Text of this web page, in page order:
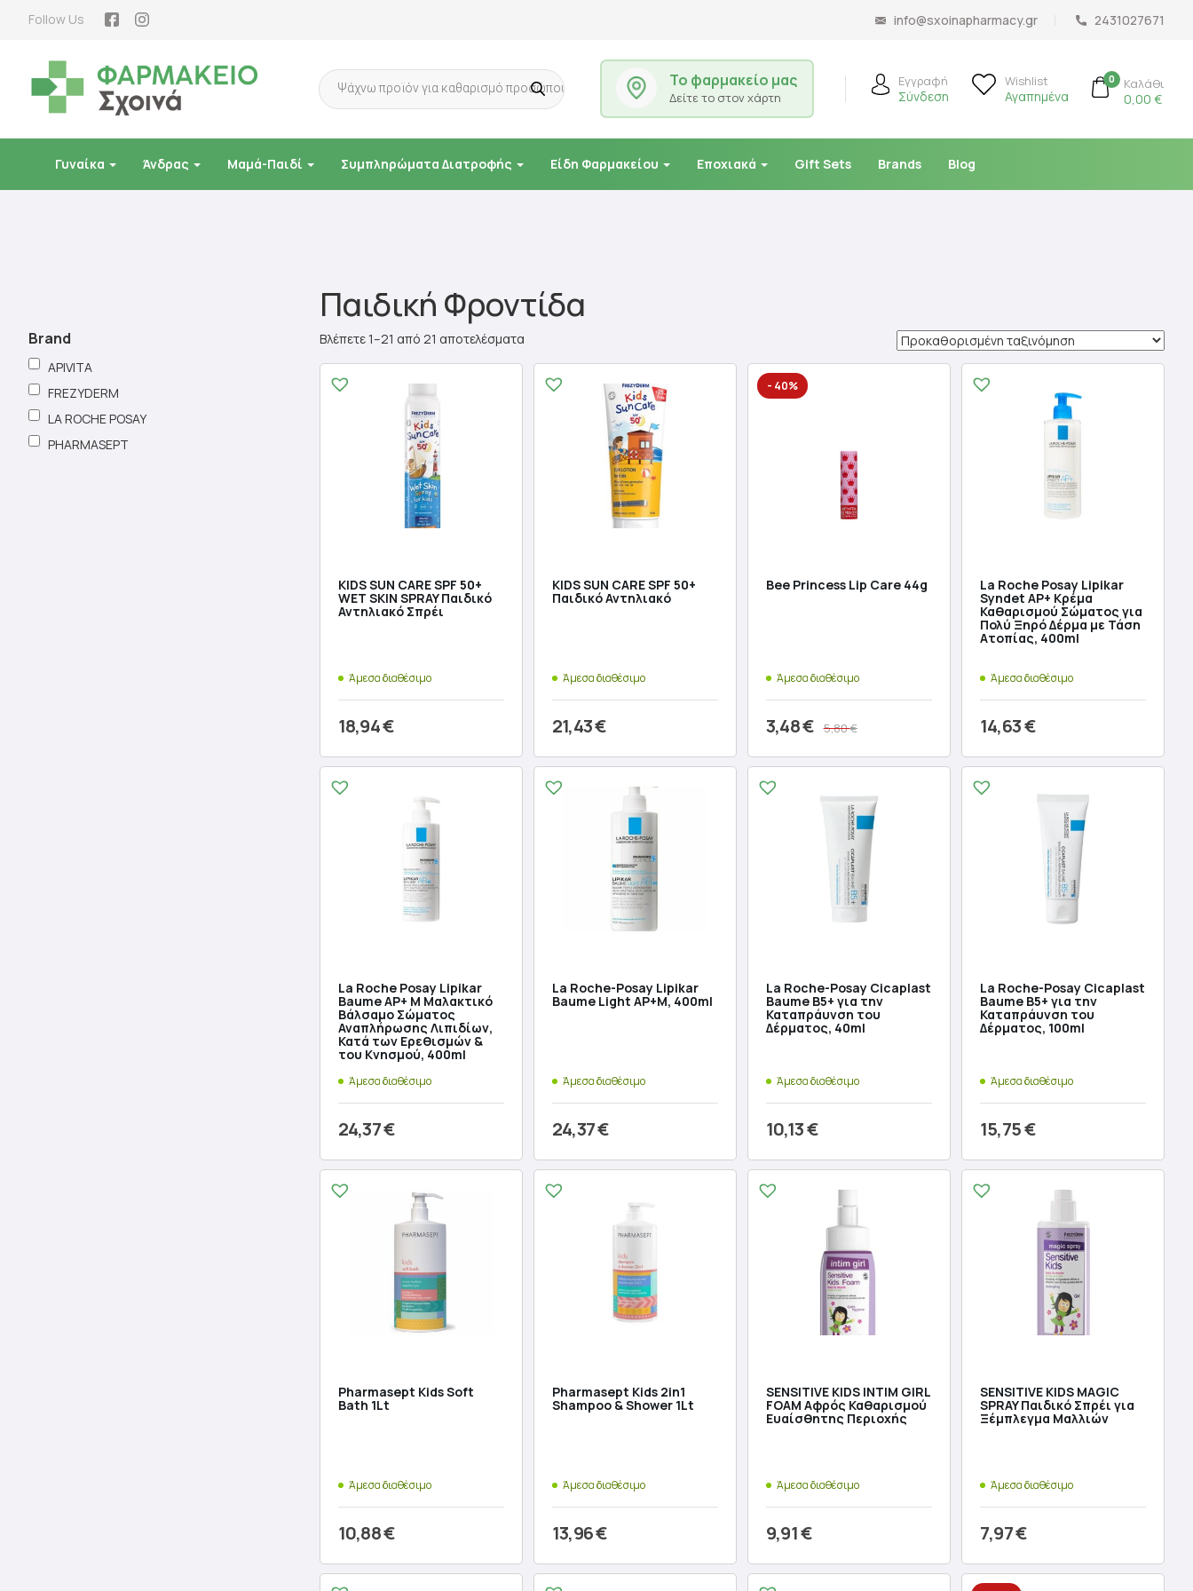
Follow Us info@sxoinapharmacy.gr 2431027671
Products
search Το φαρμακείο μας
Δείτε το στον χάρτη
Εγγραφή
Σύνδεση
Wishlist
Αγαπημένα
0 Καλάθι
0,00 €
Γυναίκα Άνδρας Μαμά-Παιδί Συμπληρώματα Διατροφής Είδη Φαρμακείου Εποχιακά Gift Sets Brands Blog
Brand
APIVITA
FREZYDERM
LA ROCHE POSAY
PHARMASEPT
Παιδική Φροντίδα
Βλέπετε 1–21 από 21 αποτελέσματα
KIDS SUN CARE SPF 50+
WET SKIN SPRAY Παιδικό
Αντηλιακό Σπρέι
Άμεσα διαθέσιμο
18,94€
Προσθήκη στο καλάθι
KIDS SUN CARE SPF 50+
Παιδικό Αντηλιακό
Άμεσα διαθέσιμο
21,43€
Προσθήκη στο καλάθι
- 40%
Bee Princess Lip Care 44g
Άμεσα διαθέσιμο
5,80€
price
was:
3,48€
τρέχουσα
τιμή
Προσθήκη στο καλάθι
La Roche Posay Lipikar
Syndet AP+ Κρέμα
Καθαρισμού Σώματος για
Πολύ Ξηρό Δέρμα με Τάση
Ατοπίας, 400ml
Άμεσα διαθέσιμο
14,63€
Προσθήκη στο καλάθι
La Roche Posay Lipikar
Baume AP+ M Μαλακτικό
Βάλσαμο Σώματος
Αναπλήρωσης Λιπιδίων,
Κατά των Ερεθισμών &
του Κνησμού, 400ml
Άμεσα διαθέσιμο
24,37€
Προσθήκη στο καλάθι
La Roche-Posay Lipikar
Baume Light AP+M, 400ml
Άμεσα διαθέσιμο
24,37€
Προσθήκη στο καλάθι
La Roche-Posay Cicaplast
Baume B5+ για την
Καταπράυνση του
Δέρματος, 40ml
Άμεσα διαθέσιμο
10,13€
Προσθήκη στο καλάθι
La Roche-Posay Cicaplast
Baume B5+ για την
Καταπράυνση του
Δέρματος, 100ml
Άμεσα διαθέσιμο
15,75€
Προσθήκη στο καλάθι
Pharmasept Kids Soft
Bath 1Lt
Άμεσα διαθέσιμο
10,88€
Προσθήκη στο καλάθι
Pharmasept Kids 2in1
Shampoo & Shower 1Lt
Άμεσα διαθέσιμο
13,96€
Προσθήκη στο καλάθι
SENSITIVE KIDS INTIM GIRL
FOAM Αφρός Καθαρισμού
Ευαίσθητης Περιοχής
Άμεσα διαθέσιμο
9,91€
Προσθήκη στο καλάθι
SENSITIVE KIDS MAGIC
SPRAY Παιδικό Σπρέι για
Ξέμπλεγμα Μαλλιών
Άμεσα διαθέσιμο
7,97€
Προσθήκη στο καλάθι